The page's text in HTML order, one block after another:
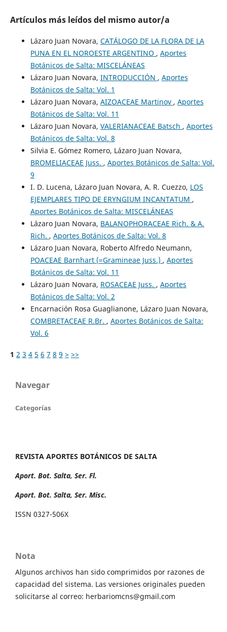
Artículos más leídos del mismo autor/a
Lázaro Juan Novara, CATÁLOGO DE LA FLORA DE LA
PUNA EN EL NOROESTE ARGENTINO , Aportes
Botánicos de Salta: MISCELÁNEAS
Lázaro Juan Novara, INTRODUCCIÓN , Aportes
Botánicos de Salta: Vol. 1
Lázaro Juan Novara, AIZOACEAE Martinov , Aportes
Botánicos de Salta: Vol. 11
Lázaro Juan Novara, VALERIANACEAE Batsch , Aportes
Botánicos de Salta: Vol. 8
Silvia E. Gómez Romero, Lázaro Juan Novara,
BROMELIACEAE Juss. , Aportes Botánicos de Salta: Vol.
9
I. D. Lucena, Lázaro Juan Novara, A. R. Cuezzo, LOS
EJEMPLARES TI´PO DE ERYNGIUM INCANTATUM ,
Aportes Botánicos de Salta: MISCELÁNEAS
Lázaro Juan Novara, BALANOPHORACEAE Rich. & A.
Rich. , Aportes Botánicos de Salta: Vol. 8
Lázaro Juan Novara, Roberto Alfredo Neumann,
POACEAE Barnhart (=Gramineae Juss.) , Aportes
Botánicos de Salta: Vol. 11
Lázaro Juan Novara, ROSACEAE Juss. , Aportes
Botánicos de Salta: Vol. 2
Encarnación Rosa Guaglianone, Lázaro Juan Novara,
COMBRETACEAE R.Br. , Aportes Botánicos de Salta:
Vol. 6
1 2 3 4 5 6 7 8 9 > >>
Navegar
Categorías
REVISTA APORTES BOTÁNICOS DE SALTA
Aport. Bot. Salta, Ser. Fl.
Aport. Bot. Salta, Ser. Misc.
ISSN 0327-506X
Nota
Algunos archivos han sido comprimidos por razones de
capacidad del sistema. Las versiones originales pueden
solicitarse al correo: herbariomcns@gmail.com